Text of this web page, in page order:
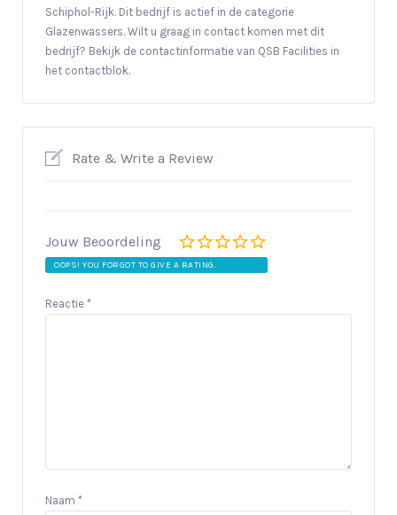
Schiphol-Rijk. Dit bedrijf is actief in de categorie
Glazenwassers. Wilt u graag in contact komen met dit
bedrijf? Bekijk de contactinformatie van QSB Facilities in
het contactblok.
Rate & Write a Review
Jouw Beoordeling
OOPS! YOU FORGOT TO GIVE A RATING.
Reactie *
Naam *